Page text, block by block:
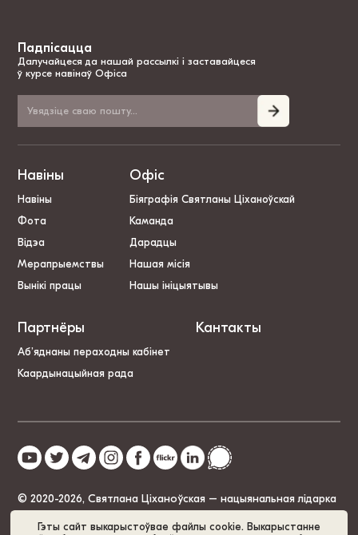
Гэты сайт выкарыстоўвае файлы cookie. Выкарыстанне
Падпісацца
Далучайцеся да нашай рассылкі і заставайцеся
ў курсе навінаў Офіса
Навіны
Навіны
Фота
Відэа
Мерапрыемствы
Вынікі працы
Офіс
Біяграфія Святланы Ціханоўскай
Каманда
Дарадцы
Нашая місія
Нашы ініцыятывы
Партнёры
Аб’яднаны пераходны кабінет
Каардынацыйная рада
Кантакты
© 2020-2026, Святлана Ціханоўская – нацыянальная лідарка